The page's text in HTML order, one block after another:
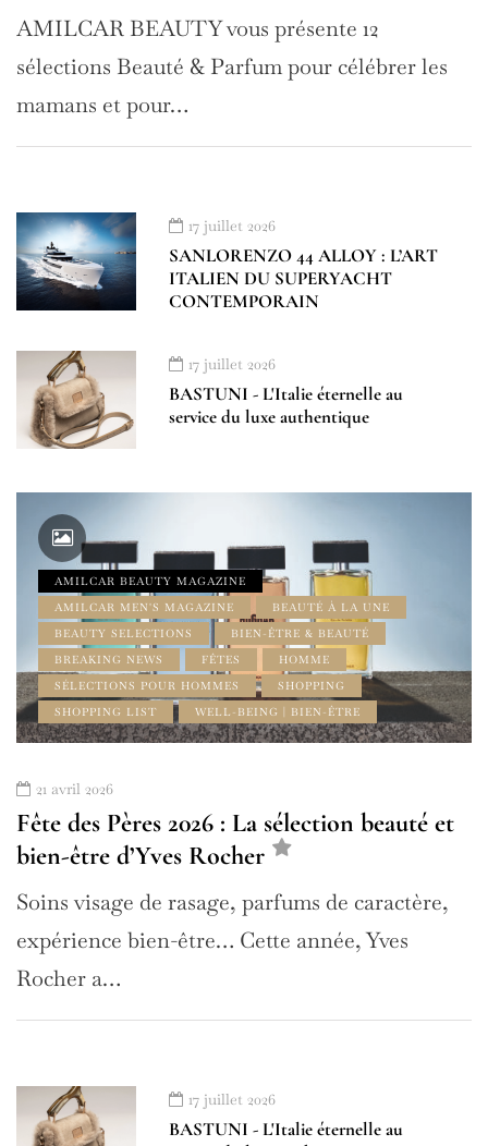
AMILCAR BEAUTY vous présente 12
sélections Beauté & Parfum pour célébrer les
mamans et pour…
17 juillet 2026
SANLORENZO 44 ALLOY : L’ART
ITALIEN DU SUPERYACHT
CONTEMPORAIN
17 juillet 2026
BASTUNI - L'Italie éternelle au
service du luxe authentique
AMILCAR BEAUTY MAGAZINE
AMILCAR MEN'S MAGAZINE
BEAUTÉ À LA UNE
BEAUTY SELECTIONS
BIEN-ÊTRE & BEAUTÉ
BREAKING NEWS
FÊTES
HOMME
SÉLECTIONS POUR HOMMES
SHOPPING
SHOPPING LIST
WELL-BEING | BIEN-ÊTRE
21 avril 2026
Fête des Pères 2026 : La sélection beauté et
bien-être d’Yves Rocher
Soins visage de rasage, parfums de caractère,
expérience bien-être… Cette année, Yves
Rocher a…
17 juillet 2026
BASTUNI - L'Italie éternelle au